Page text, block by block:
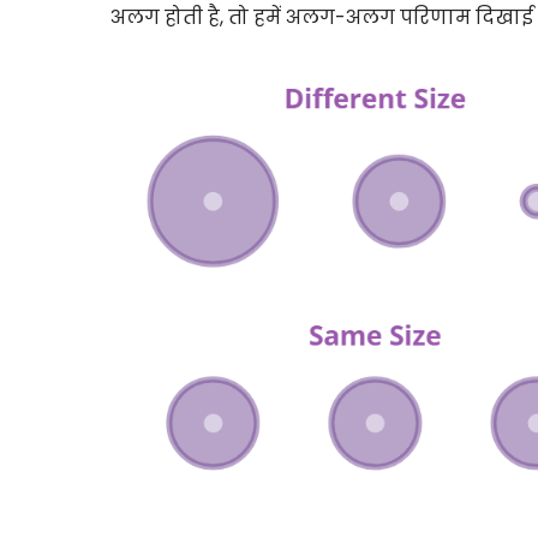
अलग होती है, तो हमें अलग-अलग परिणाम दिखाई